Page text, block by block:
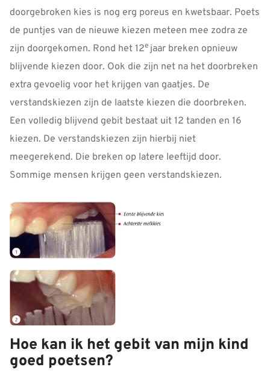
doorgebroken kies is nog erg poreus en kwetsbaar. Poets
de puntjes van de nieuwe kiezen meteen mee zodra ze
zijn doorgekomen. Rond het 12e jaar breken opnieuw
blijvende kiezen door. Ook die zijn net na het doorbreken
extra gevoelig voor het krijgen van gaatjes. De
verstandskiezen zijn de laatste kiezen die doorbreken.
Een volledig blijvend gebit bestaat uit 12 tanden en 16
kiezen. De verstandskiezen zijn hierbij niet
meegerekend. Die breken op latere leeftijd door.
Sommige mensen krijgen geen verstandskiezen.
Hoe kan ik het gebit van mijn kind
goed poetsen?